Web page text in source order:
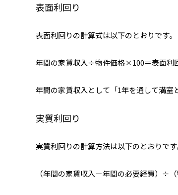
表面利回り
表面利回りの計算式は以下のとおりです。
年間の家賃収入÷物件価格×100＝表面利
年間の家賃収入として「1年を通して満室
実質利回り
実質利回りの計算方法は以下のとおりです
（年間の家賃収入－年間の必要経費）÷